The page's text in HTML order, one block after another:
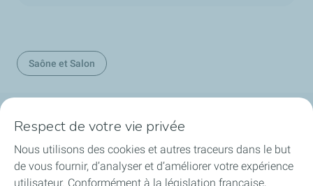
Saône et Salon
La société
Nos métiers
Respect de votre vie privée
Nous utilisons des cookies et autres traceurs dans le but
de vous fournir, d’analyser et d’améliorer votre expérience
utilisateur. Conformément à la législation française,